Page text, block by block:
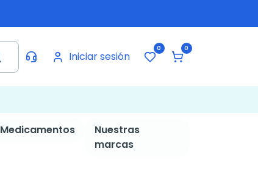
Iniciar sesión
0 0
Medicamentos
Nuestras
marcas